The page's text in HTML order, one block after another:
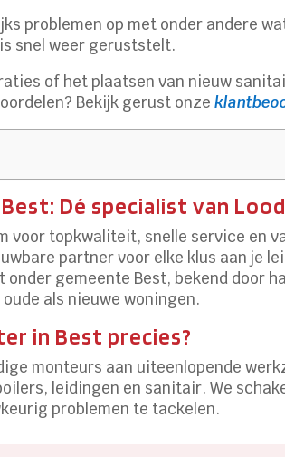
problemen op met onder andere
snel weer geruststelt.
of het plaatsen van nieuw
Bekijk gerust onze
Dé specialist van
voor topkwaliteit, snelle service en
partner voor elke klus aan je
onder gemeente Best, bekend door
als nieuwe woningen.
in Best precies?
monteurs aan uiteenlopende
leidingen en sanitair. We
problemen te tackelen.